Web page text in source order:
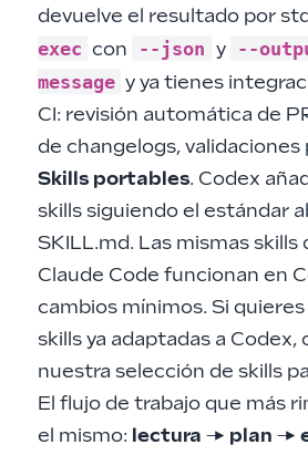
devuelve el resultado por
exec con --json y --
message y ya tienes
CI: revisión automática de
de changelogs, validaciones
Skills portables. Codex
skills siguiendo el estándar
SKILL.md. Las mismas skills
Claude Code funcionan en
cambios mínimos. Si
skills ya adaptadas a Codex,
nuestra selección de skills
El flujo de trabajo que más
el mismo: lectura → plan →